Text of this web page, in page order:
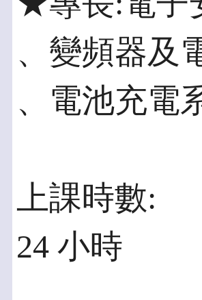
、變頻器及
、電池充電
上課時數:
24 小時